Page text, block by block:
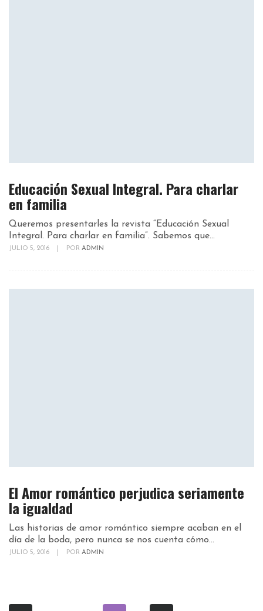
Educación Sexual Integral. Para charlar
en familia
Queremos presentarles la revista “Educación Sexual
Integral. Para charlar en familia”. Sabemos que...
JULIO 5, 2016 POR ADMIN
El Amor romántico perjudica seriamente
la igualdad
Las historias de amor romántico siempre acaban en el
día de la boda, pero nunca se nos cuenta cómo...
JULIO 5, 2016 POR ADMIN